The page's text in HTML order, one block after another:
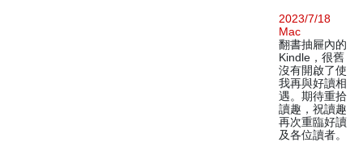
2023/7/18
Mac
翻書抽屜內的
Kindle，很舊
沒有開啟了使
我再與好讀相
遇。期待重拾
讀趣，祝讀趣
再次重臨好讀
及各位讀者。